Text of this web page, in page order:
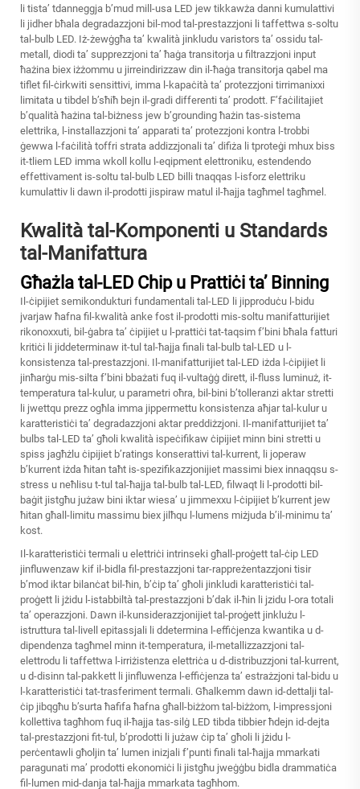
li tista’ tdanneggja b’mud mill-usa LED jew tikkawża danni kumulattivi
li jidher bħala degradazzjoni bil-mod tal-prestazzjoni li taffettwa s-soltu
tal-bulb LED. Iż-żewġgħa ta’ kwalità jinkludu varistors ta’ ossidu tal-
metall, diodi ta’ supprezzjoni ta’ ħaġa transitorja u filtrazzjoni input
ħażina biex iżżommu u jirreindirizzaw din il-ħaġa transitorja qabel ma
tiflet fil-ċirkwiti sensittivi, imma l-kapaċità ta’ protezzjoni tirrimanixxi
limitata u tibdel b’sħiħ bejn il-gradi differenti ta’ prodott. F’faċilitajiet
b’qualità ħażina tal-biżness jew b’grounding ħażin tas-sistema
elettrika, l-installazzjoni ta’ apparati ta’ protezzjoni kontra l-trobbi
ġewwa l-faċilità toffri strata addizzjonali ta’ difiża li tproteġi mhux biss
it-tliem LED imma wkoll kollu l-eqipment elettroniku, estendendo
effettivament is-soltu tal-bulb LED billi tnaqqas l-isforz elettriku
kumulattiv li dawn il-prodotti jispiraw matul il-ħajja tagħmel tagħmel.
Kwalità tal-Komponenti u Standards
tal-Manifattura
Għażla tal-LED Chip u Prattiċi ta’ Binning
Il-ċipijiet semikondukturi fundamentali tal-LED li jipproduċu l-bidu
jvarjaw ħafna fil-kwalità anke fost il-prodotti mis-soltu manifatturijiet
rikonoxxuti, bil-ġabra ta’ ċipijiet u l-prattiċi tat-taqsim f’bini bħala fatturi
kritiċi li jiddeterminaw it-tul tal-ħajja finali tal-bulb tal-LED u l-
konsistenza tal-prestazzjoni. Il-manifatturijiet tal-LED iżda l-ċipijiet li
jinħarġu mis-silta f’bini bbażati fuq il-vultaġġ dirett, il-fluss luminuż, it-
temperatura tal-kulur, u parametri oħra, bil-bini b’tolleranzi aktar stretti
li jwettqu prezz ogħla imma jippermettu konsistenza aħjar tal-kulur u
karatteristiċi ta’ degradazzjoni aktar preddiżzjoni. Il-manifatturijiet ta’
bulbs tal-LED ta’ għoli kwalità ispeċifikaw ċipijiet minn bini stretti u
spiss jagħżlu ċipijiet b’ratings konserattivi tal-kurrent, li joperaw
b’kurrent iżda ħitan taħt is-spezifikazzjonijiet massimi biex innaqqsu s-
stress u neħlisu t-tul tal-ħajja tal-bulb tal-LED, filwaqt li l-prodotti bil-
baġit jistgħu jużaw bini iktar wiesa’ u jimmexxu l-ċipijiet b’kurrent jew
ħitan għall-limitu massimu biex jilħqu l-lumens miżjuda b’il-minimu ta’
kost.
Il-karatteristiċi termali u elettriċi intrinseki għall-proġett tal-ċip LED
jinfluwenzaw kif il-bidla fil-prestazzjoni tar-rappreżentazzjoni tisir
b’mod iktar bilanċat bil-ħin, b’ċip ta’ għoli jinkludi karatteristiċi tal-
proġett li jżidu l-istabbiltà tal-prestazzjoni b’dak il-ħin li jzidu l-ora totali
ta’ operazzjoni. Dawn il-kunsiderazzjonijiet tal-proġett jinklużu l-
istruttura tal-livell epitassjali li ddetermina l-effiċjenza kwantika u d-
dipendenza tagħmel minn it-temperatura, il-metallizzazzjoni tal-
elettrodu li taffettwa l-irriżistenza elettriċa u d-distribuzzjoni tal-kurrent,
u d-disinn tal-pakkett li jinfluwenza l-effiċjenza ta’ estrażzjoni tal-bidu u
l-karatteristiċi tat-trasferiment termali. Għalkemm dawn id-dettalji tal-
ċip jibqgħu b’surta ħafifa ħafna għall-biżżom tal-biżżom, l-impressjoni
kollettiva tagħhom fuq il-ħajja tas-silġ LED tibda tibbier ħdejn id-dejta
tal-prestazzjoni fit-tul, b’prodotti li jużaw ċip ta’ għoli li jżidu l-
perċentawli għoljin ta’ lumen inizjali f’punti finali tal-ħajja mmarkati
paragunati ma’ prodotti ekonomiċi li jistgħu jweġġbu bidla drammatiċa
fil-lumen mid-danja tal-ħajja mmarkata tagħhom.